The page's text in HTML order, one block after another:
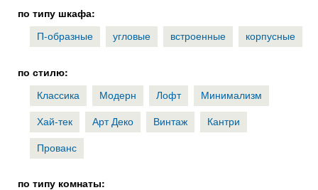
по типу шкафа:
П-образные
угловые встроенные корпусные
по стилю:
Классика
Модерн Лофт
Минимализм
Хай-тек
Арт Деко Винтаж
Кантри
Прованс
по типу комнаты: